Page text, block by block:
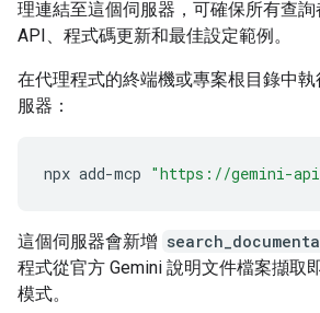
理連結至這個伺服器，可確保所有查
API、程式碼更新和最佳設定範例。
在代理程式的終端機或專案根目錄中
服器：
npx add-mcp "https://gemini-
這個伺服器會新增
程式從官方 Gemini 說明文件檔案擷取
模式。